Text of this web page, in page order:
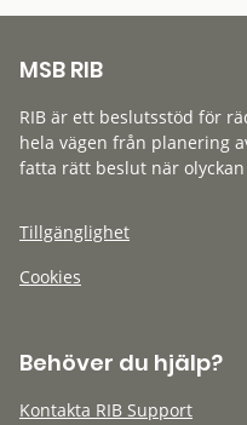
MSB RIB
RIB är ett beslutsstöd för
hela vägen från planering
fatta rätt beslut när
Tillgänglighet
Cookies
Behöver du hjälp?
Kontakta RIB Support